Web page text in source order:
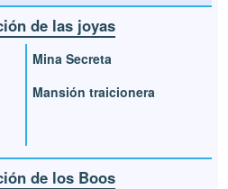
de las joyas
Mina Secreta
Mansión traicionera
de los Boos